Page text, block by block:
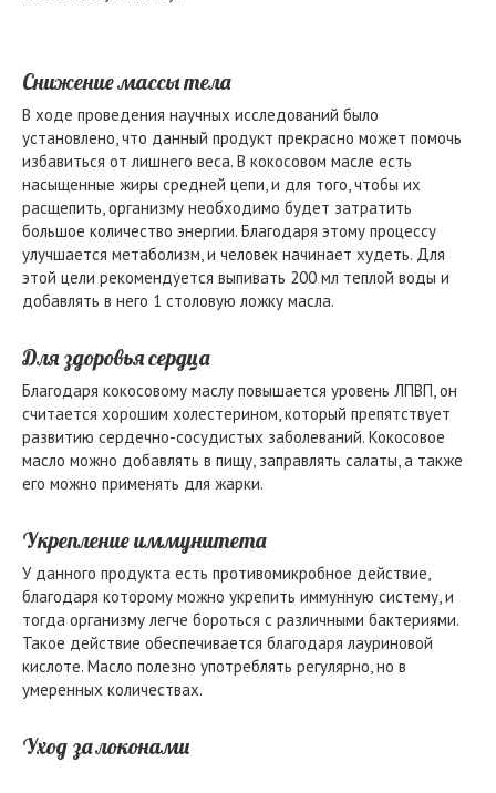
Снижение массы тела
В ходе проведения научных исследований было
установлено, что данный продукт прекрасно может помочь
избавиться от лишнего веса. В кокосовом масле есть
насыщенные жиры средней цепи, и для того, чтобы их
расщепить, организму необходимо будет затратить
большое количество энергии. Благодаря этому процессу
улучшается метаболизм, и человек начинает худеть. Для
этой цели рекомендуется выпивать 200 мл теплой воды и
добавлять в него 1 столовую ложку масла.
Для здоровья сердца
Благодаря кокосовому маслу повышается уровень ЛПВП, он
считается хорошим холестерином, который препятствует
развитию сердечно-сосудистых заболеваний. Кокосовое
масло можно добавлять в пищу, заправлять салаты, а также
его можно применять для жарки.
Укрепление иммунитета
У данного продукта есть противомикробное действие,
благодаря которому можно укрепить иммунную систему, и
тогда организму легче бороться с различными бактериями.
Такое действие обеспечивается благодаря лауриновой
кислоте. Масло полезно употреблять регулярно, но в
умеренных количествах.
Уход за локонами